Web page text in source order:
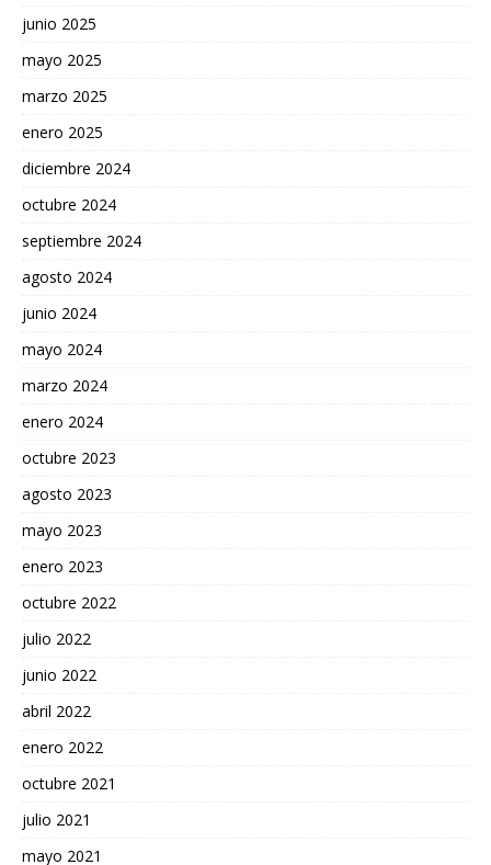
junio 2025
mayo 2025
marzo 2025
enero 2025
diciembre 2024
octubre 2024
septiembre 2024
agosto 2024
junio 2024
mayo 2024
marzo 2024
enero 2024
octubre 2023
agosto 2023
mayo 2023
enero 2023
octubre 2022
julio 2022
junio 2022
abril 2022
enero 2022
octubre 2021
julio 2021
mayo 2021